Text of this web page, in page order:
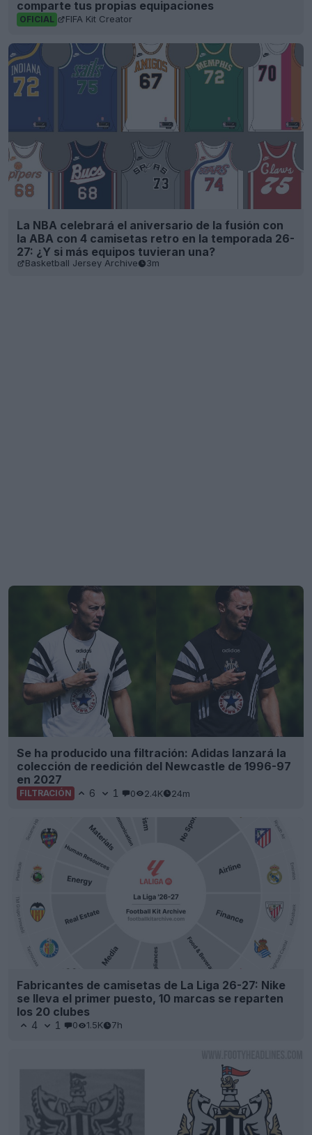
comparte tus propias equipaciones
OFICIAL FIFA Kit Creator
La NBA celebrará el aniversario de la fusión con
la ABA con 4 camisetas retro en la temporada 26-
27: ¿Y si más equipos tuvieran una?
Basketball Jersey Archive 3m
Se ha producido una filtración: Adidas lanzará la
colección de reedición del Newcastle de 1996-97
en 2027
FILTRACIÓN 6 1 0 2.4K 24m
Fabricantes de camisetas de La Liga 26-27: Nike
se lleva el primer puesto, 10 marcas se reparten
los 20 clubes
4 1 0 1.5K 7h